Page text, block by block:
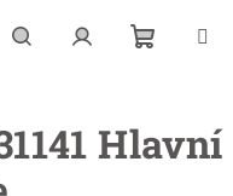
košík
Hlavní